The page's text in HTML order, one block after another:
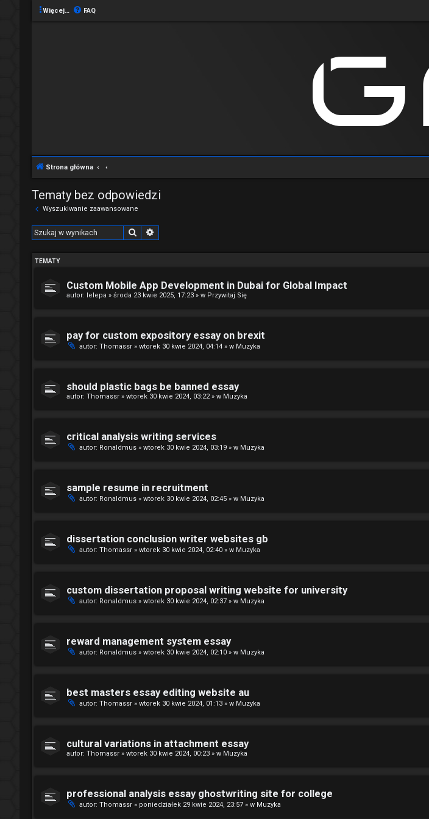
Więcej… FAQ
Strona główna
Tematy bez odpowiedzi
Wyszukiwanie zaawansowane
Szukaj
TEMATY
Custom Mobile App Development in Dubai for Global Impact
autor: lelepa » środa 23 kwie 2025, 17:23 » w Przywitaj Się
pay for custom expository essay on brexit
autor: Thomassr » wtorek 30 kwie 2024, 04:14 » w Muzyka
should plastic bags be banned essay
autor: Thomassr » wtorek 30 kwie 2024, 03:22» w Muzyka
critical analysis writing services
autor: Ronaldmus » wtorek 30 kwie 2024, 03:19 » w Muzyka
sample resume in recruitment
autor: Ronaldmus » wtorek 30 kwie 2024, 02:45 » w Muzyka
dissertation conclusion writer websites gb
autor: Thomassr » wtorek 30 kwie 2024, 02:40 » w Muzyka
custom dissertation proposal writing website for university
autor: Ronaldmus » wtorek 30 kwie 2024, 02:37 » w Muzyka
reward management system essay
autor: Ronaldmus » wtorek 30 kwie 2024, 02:10 » w Muzyka
best masters essay editing website au
autor: Thomassr » wtorek 30 kwie 2024, 01:13 » w Muzyka
cultural variations in attachment essay
autor: Thomassr » wtorek 30 kwie 2024, 00:23 » w Muzyka
professional analysis essay ghostwriting site for college
autor: Thomassr » poniedziałek 29 kwie 2024, 23:57 » w Muzyka